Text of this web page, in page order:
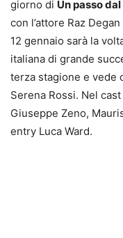
giorno di Un passo
con l’attore Raz
12 gennaio sarà la
italiana di grande
terza stagione e vede
Serena Rossi. Nel
Giuseppe Zeno,
entry Luca Ward.